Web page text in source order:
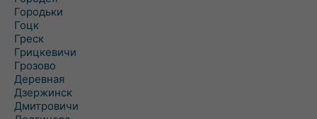
Городьки
Гоцк
Греск
Грицкевичи
Грозово
Деревная
Дзержинск
Дмитровичи